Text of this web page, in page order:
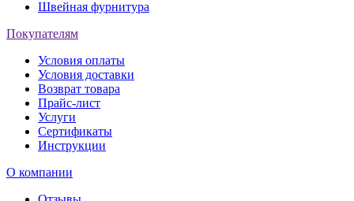
Швейная фурнитура
Покупателям
Условия оплаты
Условия доставки
Возврат товара
Прайс-лист
Услуги
Сертификаты
Инструкции
О компании